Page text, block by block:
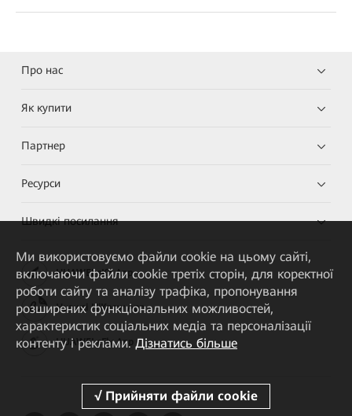
Про нас
Як купити
Партнер
Ресурси
Швидкі посилання
HUAWEI eKit App
Huawei HiKnow App
HUAWEI eFly App
Ми використовуємо файли cookie на цьому сайті,
включаючи файли cookie третіх сторін, для коректної
роботи сайту та аналізу трафіка, пропонування
розширених функціональних можливостей,
характеристик соціальних медіа та персоналізації
контенту і реклами. Дізнатись більше